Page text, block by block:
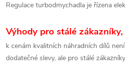
Regulace turbodmychadla je řízena
Výhody pro stálé
k cenám kvalitních náhradních dílů
dodatečné slevy, ale pro stálé